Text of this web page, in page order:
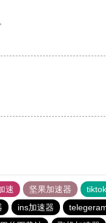
速 坚果加速器
ins加速器